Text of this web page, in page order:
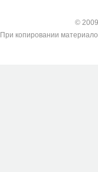
©
При копировании